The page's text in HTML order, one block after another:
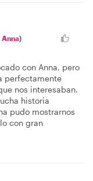
Anna)
con Anna, pero
perfectamente
nos interesaban.
historia
pudo mostrarnos
con gran